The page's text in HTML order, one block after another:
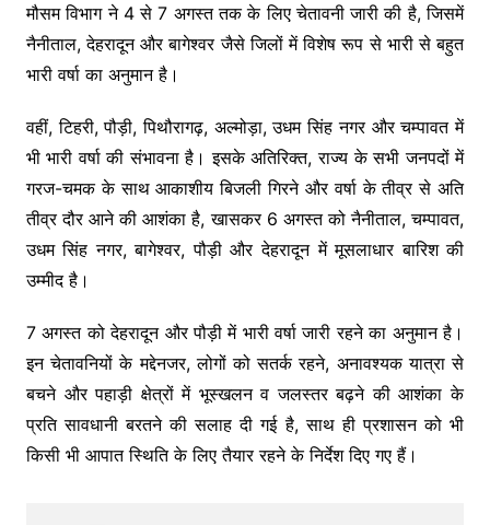
मौसम विभाग ने 4 से 7 अगस्त तक के लिए चेतावनी जारी की है, जिसमें
नैनीताल, देहरादून और बागेश्वर जैसे जिलों में विशेष रूप से भारी से बहुत
भारी वर्षा का अनुमान है।
वहीं, टिहरी, पौड़ी, पिथौरागढ़, अल्मोड़ा, उधम सिंह नगर और चम्पावत में
भी भारी वर्षा की संभावना है। इसके अतिरिक्त, राज्य के सभी जनपदों में
गरज-चमक के साथ आकाशीय बिजली गिरने और वर्षा के तीव्र से अति
तीव्र दौर आने की आशंका है, खासकर 6 अगस्त को नैनीताल, चम्पावत,
उधम सिंह नगर, बागेश्वर, पौड़ी और देहरादून में मूसलाधार बारिश की
उम्मीद है।
7 अगस्त को देहरादून और पौड़ी में भारी वर्षा जारी रहने का अनुमान है।
इन चेतावनियों के मद्देनजर, लोगों को सतर्क रहने, अनावश्यक यात्रा से
बचने और पहाड़ी क्षेत्रों में भूस्खलन व जलस्तर बढ़ने की आशंका के
प्रति सावधानी बरतने की सलाह दी गई है, साथ ही प्रशासन को भी
किसी भी आपात स्थिति के लिए तैयार रहने के निर्देश दिए गए हैं।